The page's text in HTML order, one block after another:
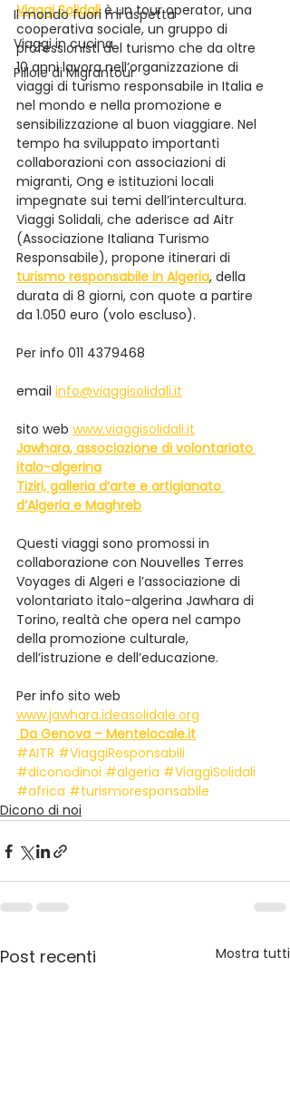
Il mondo fuori mi aspetta
Viaggi in cucina
Pillole di Migrantour
Viaggi Solidali è un tour operator, una
cooperativa sociale, un gruppo di
professionisti del turismo che da oltre
10 anni lavora nell’organizzazione di
viaggi di turismo responsabile in Italia e
nel mondo e nella promozione e
sensibilizzazione al buon viaggiare. Nel
tempo ha sviluppato importanti
collaborazioni con associazioni di
migranti, Ong e istituzioni locali
impegnate sui temi dell’intercultura.
Viaggi Solidali, che aderisce ad Aitr
(Associazione Italiana Turismo
Responsabile), propone itinerari di
turismo responsabile in Algeria, della
durata di 8 giorni, con quote a partire
da 1.050 euro (volo escluso).
Per info 011 4379468
email info@viaggisolidali.it
sito web www.viaggisolidali.it
Jawhara, associazione di volontariato
italo-algerina
Tiziri, galleria d’arte e artigianato
d’Algeria e Maghreb
Questi viaggi sono promossi in
collaborazione con Nouvelles Terres
Voyages di Algeri e l’associazione di
volontariato italo-algerina Jawhara di
Torino, realtà che opera nel campo
della promozione culturale,
dell’istruzione e dell’educazione.
Per info sito web
www.jawhara.ideasolidale.org
Da Genova – Mentelocale.it
#AITR #ViaggiResponsabili
#diconodinoi #algeria #ViaggiSolidali
#africa #turismoresponsabile
Dicono di noi
Post recenti Mostra tutti